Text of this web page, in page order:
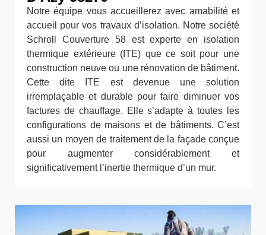
Notre équipe vous accueillerez avec amabilité et
accueil pour vos travaux d’isolation. Notre société
Schroll Couverture 58 est experte en isolation
thermique extérieure (ITE) que ce soit pour une
construction neuve ou une rénovation de bâtiment.
Cette dite ITE est devenue une solution
irremplaçable et durable pour faire diminuer vos
factures de chauffage. Elle s’adapte à toutes les
configurations de maisons et de bâtiments. C’est
aussi un moyen de traitement de la façade conçue
pour augmenter considérablement et
significativement l’inertie thermique d’un mur.